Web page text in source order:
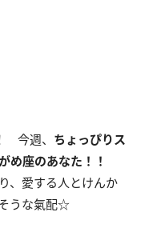
今週、 ちょっぴりス
め座のあなた！！
、愛する人とけんか
うな氣配☆